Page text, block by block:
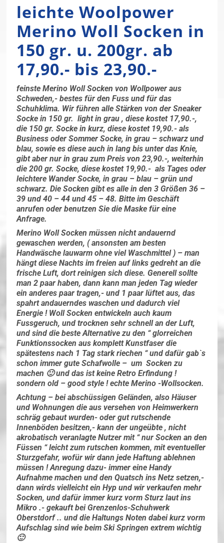
leichte Woolpower
Merino Woll Socken in
150 gr. u. 200gr. ab
17,90.- bis 23,90.-
feinste Merino Woll Socken von Wollpower aus
Schweden,- bestes für den Fuss und für das
Schuhklima. Wir führen alle Stärken von der Sneaker
Socke in 150 gr. light in grau , diese kostet 17,90.-,
die 150 gr. Socke in kurz, diese kostet 19,90.- als
Business oder Sommer Socke, in grau – schwarz und
blau, sowie es diese auch in lang bis unter das Knie,
gibt aber nur in grau zum Preis von 23,90.-, weiterhin
die 200 gr. Socke, diese kostet 19,90.- als Tages oder
leichtere Wander Socke, in grau – blau – grün und
schwarz. Die Socken gibt es alle in den 3 Größen 36 –
39 und 40 – 44 und 45 – 48. Bitte im Geschäft
anrufen oder benutzen Sie die Maske für eine
Anfrage.
Merino Woll Socken müssen nicht andauernd
gewaschen werden, ( ansonsten am besten
Handwäsche lauwarm ohne viel Waschmittel ) – man
hängt diese Nachts im freien auf links gedreht an die
frische Luft, dort reinigen sich diese. Generell sollte
man 2 paar haben, dann kann man jeden Tag wieder
ein anderes paar tragen,- und 1 paar lüftet aus, das
spahrt andauerndes waschen und dadurch viel
Energie ! Woll Socken entwickeln auch kaum
Fussgeruch, und trocknen sehr schnell an der Luft,
und sind die beste Alternative zu den “ glorreichen
Funktionssocken aus komplett Kunstfaser die
spätestens nach 1 Tag stark riechen “ und dafür gab`s
schon immer gute Schafwolle – um Socken zu
machen 🙂 und das ist keine Retro Erfindung !
sondern old – good style ! echte Merino -Wollsocken.
Achtung – bei abschüssigen Geländen, also Häuser
und Wohnungen die aus versehen von Heimwerkern
schräg gebaut wurden- oder gut rutschende
Innenböden besitzen,- kann der ungeübte , nicht
akrobatisch veranlagte Nutzer mit “ nur Socken an den
Füssen “ leicht zum rutschen kommen, mit eventueller
Sturzgefahr, wofür wir dann jede Haftung ablehnen
müssen ! Anregung dazu- immer eine Handy
Aufnahme machen und den Quatsch ins Netz setzen,-
dann wirds vielleicht ein Hyp und wir verkaufen mehr
Socken, und dafür immer kurz vorm Sturz laut ins
Mikro .- gekauft bei Grenzenlos-Schuhwerk
Oberstdorf .. und die Haltungs Noten dabei kurz vorm
Aufschlag sind wie beim Ski Springen extrem wichtig
🙂